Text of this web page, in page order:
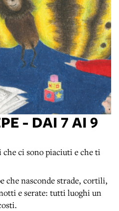
- DAI 7 AI 9
ci sono piaciuti e che ti
che nasconde strade, cortili,
e serate: tutti luoghi un